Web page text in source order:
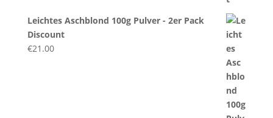
Leichtes Aschblond 100g Pulver - 2er Pack
Discount
€21.00